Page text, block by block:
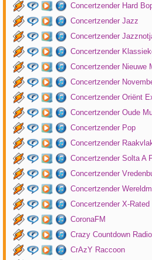
Concertzender Hard
Concertzender Jazz
Concertzender
Concertzender
Concertzender Nieuwe
Concertzender
Concertzender Oriënt
Concertzender Oude
Concertzender Pop
Concertzender
Concertzender Solta A
Concertzender
Concertzender
Concertzender X-Rated
CoronaFM
Crazy Countdown Radio
CrAzY Raccoon